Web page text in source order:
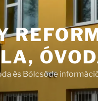
és Bölcsőde